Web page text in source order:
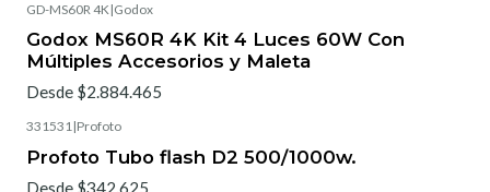
GD-MS60R 4K|Godox
Godox MS60R 4K Kit 4 Luces 60W Con
Múltiples Accesorios y Maleta
Desde $2.884.465
331531|Profoto
Profoto Tubo flash D2 500/1000w.
Desde $342.625